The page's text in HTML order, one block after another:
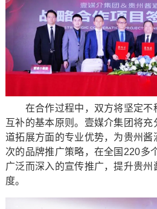
在合作过程中，双方将坚定不
互补的基本原则。壹媒介集团将
道拓展方面的专业优势，为贵州酱
次的品牌推广策略，在全国220多
广泛而深入的宣传推广，提升贵
度。